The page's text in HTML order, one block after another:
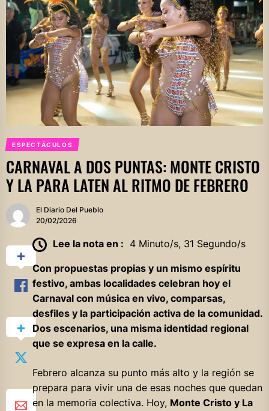
ESPECTÁCULOS
CARNAVAL A DOS PUNTAS: MONTE CRISTO
Y LA PARA LATEN AL RITMO DE FEBRERO
El Diario Del Pueblo
20/02/2026
Lee la nota en : 4 Minuto/s, 31 Segundo/s
Con propuestas propias y un mismo espíritu
festivo, ambas localidades celebran hoy el
Carnaval con música en vivo, comparsas,
desfiles y la participación activa de la comunidad.
Dos escenarios, una misma identidad regional
que se expresa en la calle.
Febrero alcanza su punto más alto y la región se
prepara para vivir una de esas noches que quedan
en la memoria colectiva. Hoy, Monte Cristo y La